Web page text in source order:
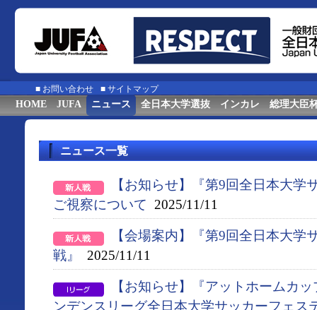
■ お問い合わせ ■ サイトマップ
HOME JUFA ニュース 全日本大学選抜 インカレ 総理大臣
ニュース一覧
【お知らせ】『第9回全日本大学
ご視察について 2025/11/11
【会場案内】『第9回全日本大学
戦』
2025/11/11
【お知らせ】『アットホームカ
ンデンスリーグ全日本大学サッカーフェス